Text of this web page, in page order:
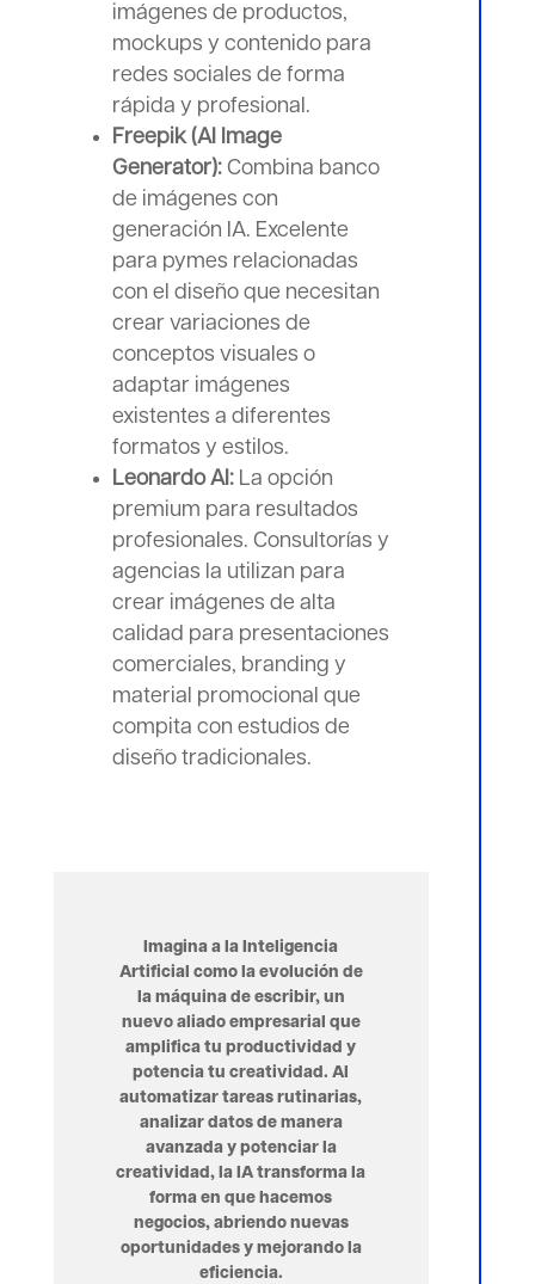
imágenes de productos,
mockups y contenido para
redes sociales de forma
rápida y profesional.
Freepik (AI Image
Generator): Combina banco
de imágenes con
generación IA. Excelente
para pymes relacionadas
con el diseño que necesitan
crear variaciones de
conceptos visuales o
adaptar imágenes
existentes a diferentes
formatos y estilos.
Leonardo AI: La opción
premium para resultados
profesionales. Consultorías y
agencias la utilizan para
crear imágenes de alta
calidad para presentaciones
comerciales, branding y
material promocional que
compita con estudios de
diseño tradicionales.
Imagina a la Inteligencia
Artificial como la evolución de
la máquina de escribir, un
nuevo aliado empresarial que
amplifica tu productividad y
potencia tu creatividad. Al
automatizar tareas rutinarias,
analizar datos de manera
avanzada y potenciar la
creatividad, la IA transforma la
forma en que hacemos
negocios, abriendo nuevas
oportunidades y mejorando la
eficiencia.